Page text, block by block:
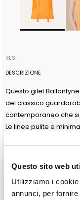
Questo sito web
Utilizziamo i
annunci, per
DESCRIZIONE
SIZE & FIT
RESI
Questo gilet
del classico
contemporaneo che
Le linee pulite e
femminile. Un capo
Gli articoli possono
Ballantyne e sarà
invece a carico del
del reso va effettuata
Ballantyne accetta
POLITICHE DI RESO.